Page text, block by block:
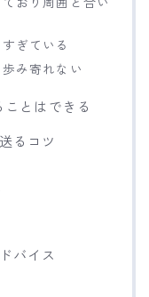
ぎている
み寄れない
とはできる
るコツ
バイス